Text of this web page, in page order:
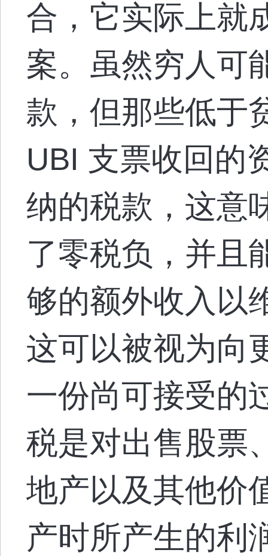
合，它实际上就
案。虽然穷人可
款，但那些低于
UBI 支票收回的
纳的税款，这意
了零税负，并且
够的额外收入以
这可以被视为向
一份尚可接受的
税是对出售股票
地产以及其他价
产时所产生的利